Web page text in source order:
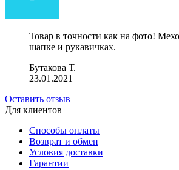
Товар в точности как на фото!
шапке и рукавичках.
Бутакова Т.
23.01.2021
Оставить отзыв
Для клиентов
Способы оплаты
Возврат и обмен
Условия доставки
Гарантии